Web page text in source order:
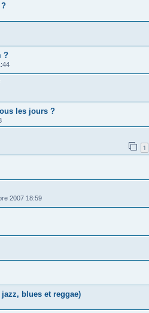
?
?
les jours ?
1
2007 18:59
blues et reggae)